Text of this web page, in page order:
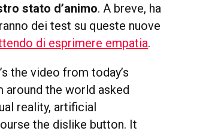
stato d’animo. A breve, ha
dei test su queste nuove
di esprimere empatia.
the video from today’s
around the world asked
reality, artificial
the dislike button. It